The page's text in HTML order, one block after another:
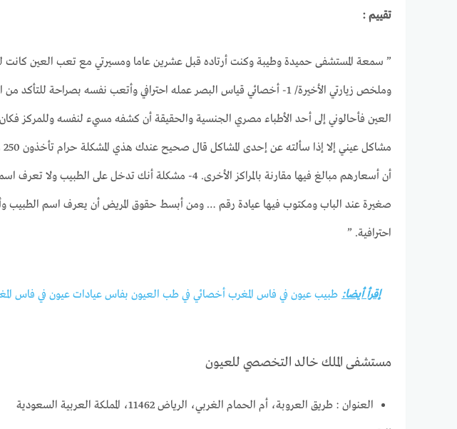
تقييم :
” سمعة المستشفى حميدة وطيبة وكنت أرتاده قبل عشرين عاما ومسيرتي مع تعب العين كانت
العين فأحالوني إلى أحد الأطباء مصري الجنسية والحقيقة أن كشفه مسيء لنفسه
أن أسعارهم مبالغ فيها مقارنة بالمراكز الأخرى. 4-
احترافية. ”
إقرأ أيضا: طبيب عيون في فاس المغرب أخصائي في طب العيون بفاس عيادات عيون في فاس
مستشفى الملك خالد التخصصي للعيون
العنوان : طريق العروبة، أم الحمام الغربي، الرياض 11462، المملكة العربية السعودية